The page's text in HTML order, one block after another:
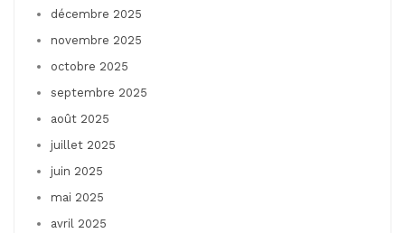
décembre 2025
novembre 2025
octobre 2025
septembre 2025
août 2025
juillet 2025
juin 2025
mai 2025
avril 2025